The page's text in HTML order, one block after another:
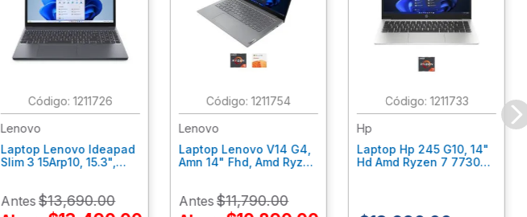
: 1211726
Lenovo
Laptop Lenovo Ideapad
Slim 3 15Arp10, 15.3",
11 Home 83K700Axlm
Antes $13,690.00
: 1211754
Lenovo
Laptop Lenovo V14 G4,
Amn 14" Fhd, Amd Ryzen
Office 365 1 Año
82Yt0110Lm
Antes $11,790.00
: 1211733
Hp
Laptop Hp 245 G10, 14"
Hd Amd Ryzen 7 7730U